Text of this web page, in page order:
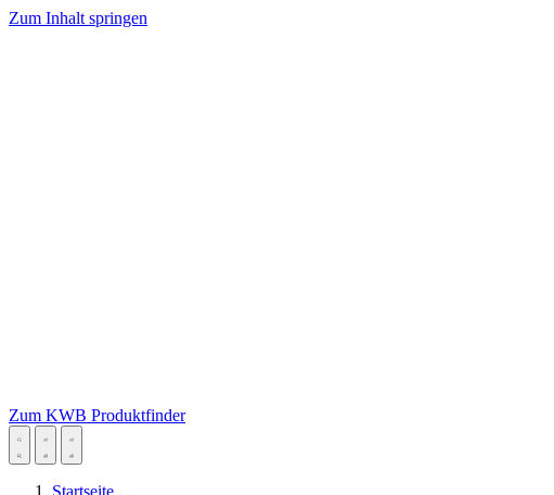
Zum Inhalt springen
Zum KWB Produktfinder